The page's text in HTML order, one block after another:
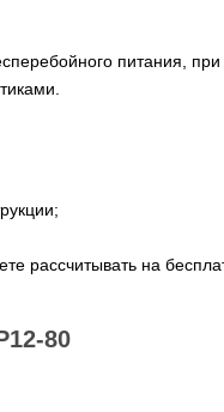
питания,
рассчитывать на
80